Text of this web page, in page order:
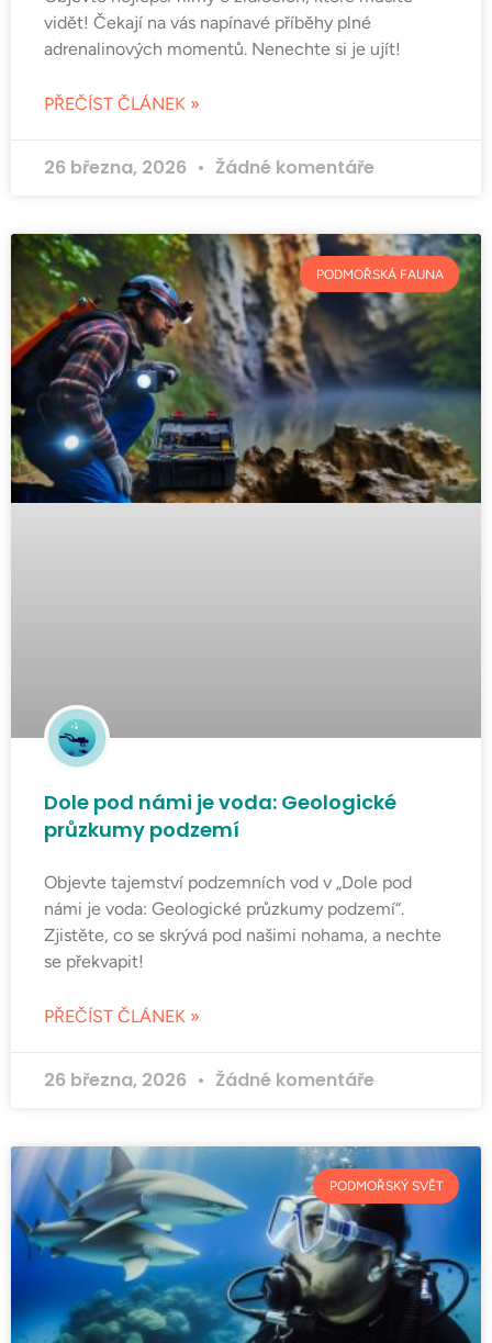
vidět! Čekají na vás napínavé příběhy plné
adrenalinových momentů. Nenechte si je ujít!
PŘEČÍST ČLÁNEK »
26 března, 2026 Žádné komentáře
PODMOŘSKÁ FAUNA
Dole pod námi je voda: Geologické
průzkumy podzemí
Objevte tajemství podzemních vod v „Dole pod
námi je voda: Geologické průzkumy podzemí“.
Zjistěte, co se skrývá pod našimi nohama, a nechte
se překvapit!
PŘEČÍST ČLÁNEK »
26 března, 2026 Žádné komentáře
PODMOŘSKÝ SVĚT